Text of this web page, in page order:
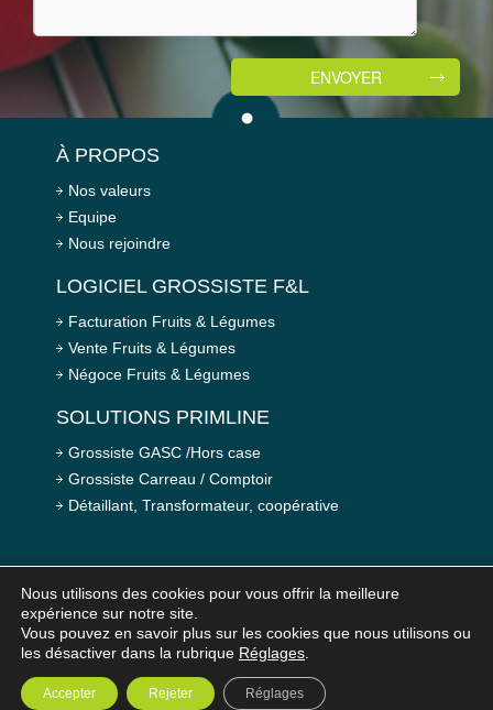
À PROPOS
Nos valeurs
Equipe
Nous rejoindre
LOGICIEL GROSSISTE F&L
Facturation Fruits & Légumes
Vente Fruits & Légumes
Négoce Fruits & Légumes
SOLUTIONS PRIMLINE
Grossiste GASC /Hors case
Grossiste Carreau / Comptoir
Détaillant, Transformateur, coopérative
© 2026 PRIMLINE - Tous droits réservés
-
Plan du site
Nous utilisons des cookies pour vous offrir la meilleure
expérience sur notre site.
Vous pouvez en savoir plus sur les cookies que nous utilisons ou
les désactiver dans la rubrique Réglages
Accepter Rejeter Réglages